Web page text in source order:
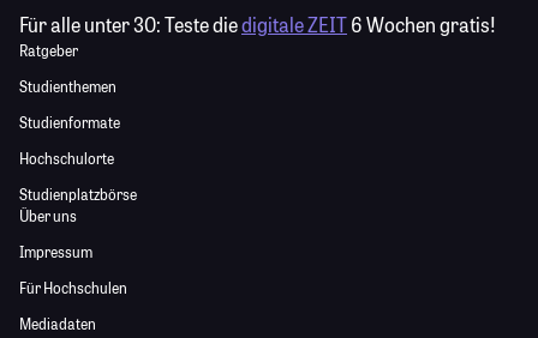
Für alle unter 30:Teste diedigitale ZEIT6 Wochen gratis!
Ratgeber
Studienthemen
Studienformate
Hochschulorte
Studienplatzbörse
Über uns
Impressum
Für Hochschulen
Mediadaten